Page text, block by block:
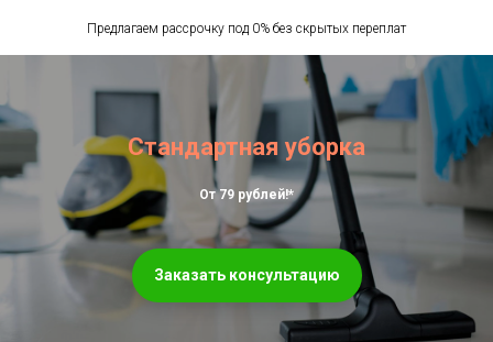
Предлагаем рассрочку под 0% без скрытых переплат
Стандартная уборка
От 79 рублей!*
Заказать консультацию